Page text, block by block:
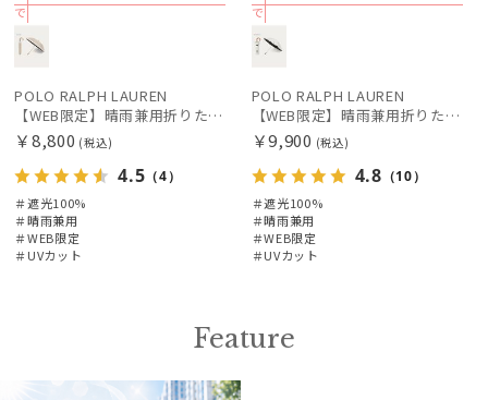
で
POLO RALPH LAUREN
【WEB限定】晴雨兼用折りたたみ日傘 ポロ ラルフ ローレン（POLO RALPH LAUREN）ポロ ベア ポニー
￥8,800 (税込)
4.5 （4）
＃遮光100%
＃晴雨兼用
＃WEB限定
＃UVカット
で
POLO RALPH LAUREN
【WEB限定】晴雨兼用折りたたみ日傘 ポロ ラルフ ローレン（POLO RALPH LAUREN）フリル ポロ ベア 遮光100 UV100
￥9,900 (税込)
4.8 （10）
＃遮光100%
＃晴雨兼用
＃WEB限定
＃UVカット
Feature